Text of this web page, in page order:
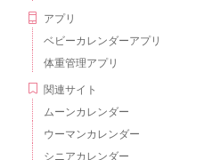
アプリ
ベビーカレンダーアプリ
体重管理アプリ
関連サイト
ムーンカレンダー
ウーマンカレンダー
シニアカレンダー